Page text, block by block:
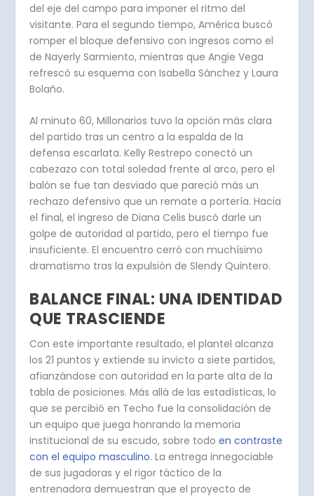
del eje del campo para imponer el ritmo del
visitante. Para el segundo tiempo, América buscó
romper el bloque defensivo con ingresos como el
de Nayerly Sarmiento, mientras que Angie Vega
refrescó su esquema con Isabella Sánchez y Laura
Bolaño.
Al minuto 60, Millonarios tuvo la opción más clara
del partido tras un centro a la espalda de la
defensa escarlata. Kelly Restrepo conectó un
cabezazo con total soledad frente al arco, pero el
balón se fue tan desviado que pareció más un
rechazo defensivo que un remate a portería. Hacia
el final, el ingreso de Diana Celis buscó darle un
golpe de autoridad al partido, pero el tiempo fue
insuficiente.El encuentro cerró con muchísimo
dramatismo tras la expulsión de Slendy Quintero.
BALANCE FINAL: UNA IDENTIDAD
QUE TRASCIENDE
Con este importante resultado, el plantel alcanza
los 21 puntos y extiende su invicto a siete partidos,
afianzándose con autoridad en la parte alta de la
tabla de posiciones. Más allá de las estadísticas, lo
que se percibió en Techo fue la consolidación de
un equipo que juega honrando la memoria
institucional de su escudo, sobre todoen contraste
con el equipo masculino. La entrega innegociable
de sus jugadoras y el rigor táctico de la
entrenadora demuestran que el proyecto de